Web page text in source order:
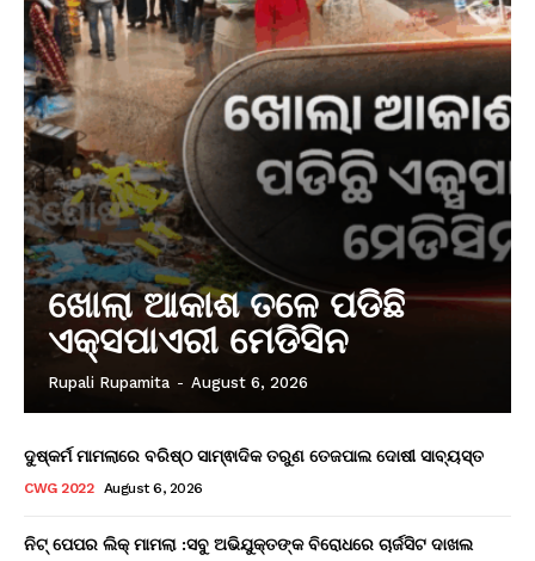
ଖୋଲା ଆକାଶ ତଳେ ପଡିଛି
ଏକ୍ସପାଏରୀ ମେଡିସିନ
Rupali Rupamita - August 6, 2026
ଦୁଷ୍କର୍ମ ମାମଲାରେ ବରିଷ୍ଠ ସାମ୍ଵାଦିକ ତରୁଣ ତେଜପାଲ ଦୋଷୀ ସାବ୍ୟସ୍ତ
CWG 2022 August 6, 2026
ନିଟ୍ ପେପର ଲିକ୍ ମାମଲା :ସବୁ ଅଭିଯୁକ୍ତଙ୍କ ବିରୋଧରେ ଚାର୍ଜସିଟ ଦାଖଲ